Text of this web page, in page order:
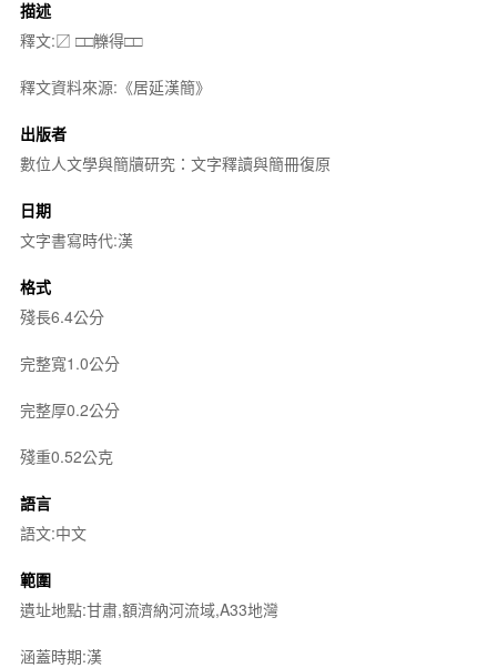
描述
釋文:〼 □□觻得□□
釋文資料來源:《居延漢簡》
出版者
數位人文學與簡牘研究：文字釋讀與簡冊復原
日期
文字書寫時代:漢
格式
殘長6.4公分
完整寬1.0公分
完整厚0.2公分
殘重0.52公克
語言
語文:中文
範圍
遺址地點:甘肅,額濟納河流域,A33地灣
涵蓋時期:漢